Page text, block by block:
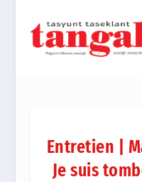
Entretien |
Je suis